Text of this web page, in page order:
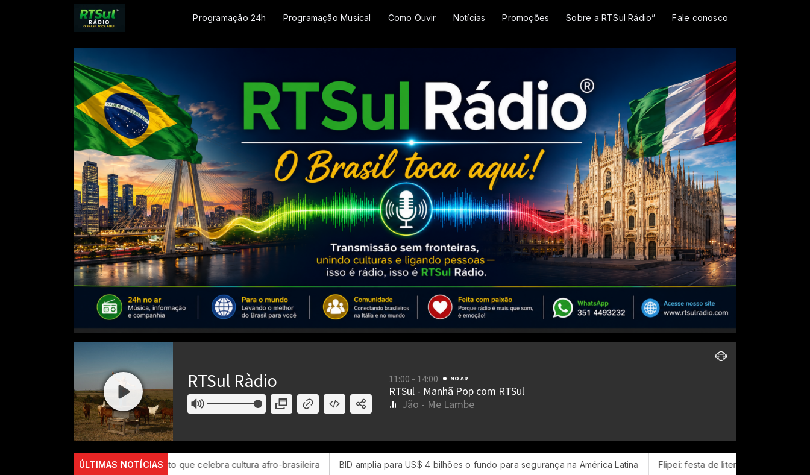
Programação 24h Programação Musical Como Ouvir Notícias Promoções Sobre a RTSul Rádio” Fale conosco
ÚLTIMAS NOTÍCIAS
Luís recebe evento que celebra cultura afro-brasileira BID amplia para US$ 4 bilhões o fundo para segurança na América Latina Flipei: festa de literatura independente começa amanhã